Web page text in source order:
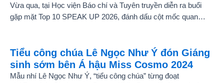
Vừa qua, tại Học viện Báo chí và Tuyên truyền diễn ra buổi
gặp mặt Top 10 SPEAK UP 2026, đánh dấu cột mốc quan
Tiểu công chúa Lê Ngọc Như Ý đón Giáng
sinh sớm bên Á hậu Miss Cosmo 2024
Mẫu nhí Lê Ngọc Như Ý, “tiểu công chúa” từng đoạt